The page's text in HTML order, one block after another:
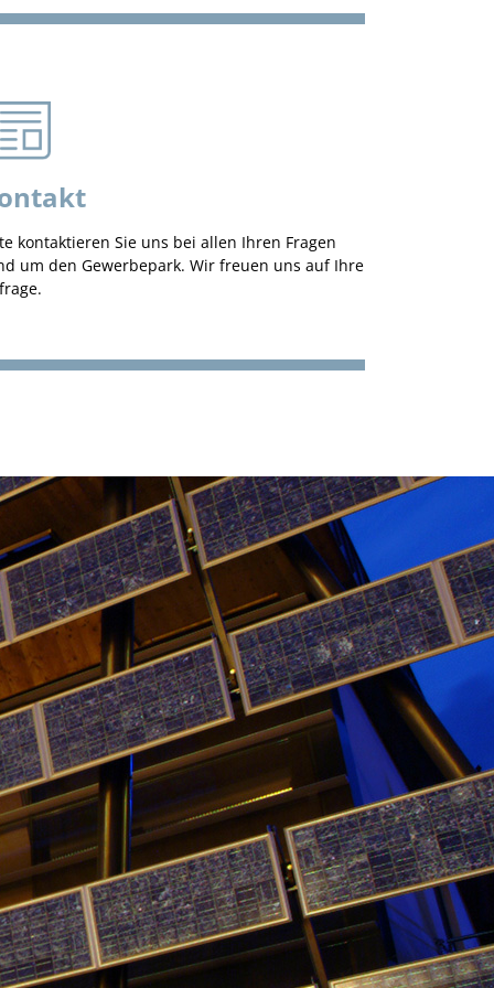
kontaktieren Sie uns bei allen Ihren Fragen
um den Gewerbepark. Wir freuen uns auf Ihre